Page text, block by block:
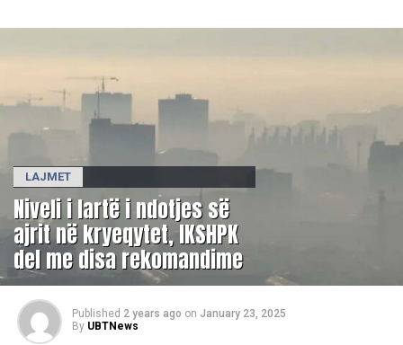
LAJMET
Niveli i lartë i ndotjes së
ajrit në kryeqytet, IKSHPK
del me disa rekomandime
Published 2 years ago on January 23, 2025
By UBTNews